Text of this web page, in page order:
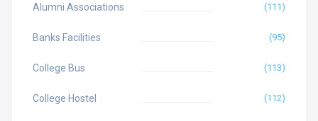
Alumni Associations (111)
Banks Facilities (95)
College Bus (113)
College Hostel (112)